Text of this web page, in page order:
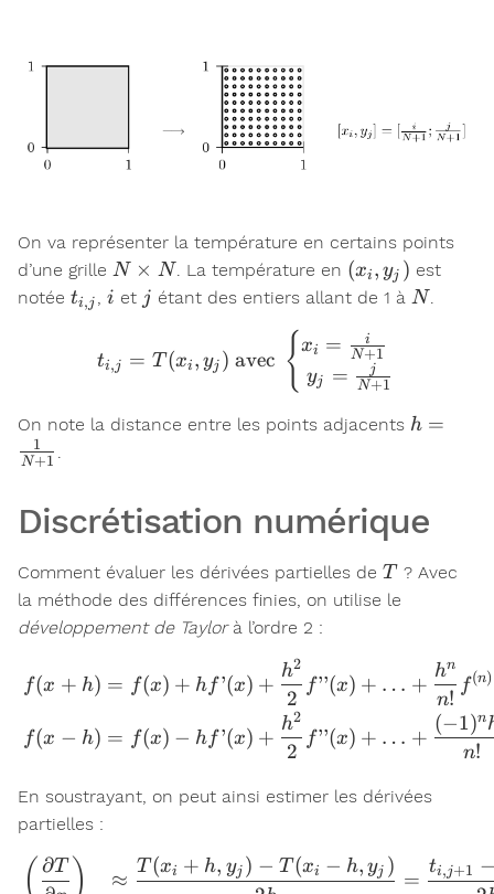
On va représenter la température en certains points
d’une grille N
\times
N × N. La température en (x_i,
y_j)
(xi , yj ) est
notée t_{i,j}
ti,j i
i et jj étant des entiers allant de 1 à N
N
t_{i,j} = T(x_i, y_j)
ti,j = T (xi , yj ) avec { xi = N+1
i
yj = N+1
j
On note la distance entre les points adjacents h =
h =
N+1
1 .
Discrétisation numérique
Comment évaluer les dérivées partielles de T
T ? Avec
la méthode des différences finies, on utilise le
développement de Taylorà l’ordre 2 :
\begin{aligned} f(x + h)
f(x + h)
f(x − h)
= f(x) + hf’(x) +
2
h2
f’’(x) + … +
n!
hn
f(n)
= f(x) − hf’(x) +
2
h2
f’’(x) + … +
n!
(−1)n
En soustrayant, on peut ainsi estimer les dérivées
partielles :
\begin{aligned}
( ∂T ) ≈
T(xi + h, yj ) − T (xi − h, yj )
=
ti,j+1